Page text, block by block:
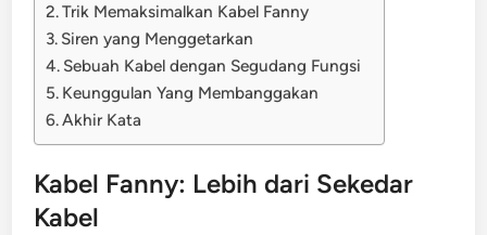
Trik Memaksimalkan Kabel Fanny
Siren yang Menggetarkan
Sebuah Kabel dengan Segudang Fungsi
Keunggulan Yang Membanggakan
Akhir Kata
Kabel Fanny: Lebih dari Sekedar
Kabel